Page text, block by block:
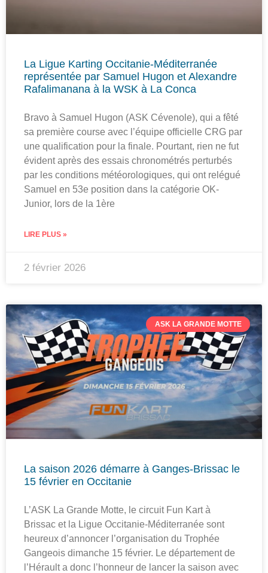
La Ligue Karting Occitanie-Méditerranée
représentée par Samuel Hugon et Alexandre
Rafalimanana à la WSK à La Conca
Bravo à Samuel Hugon (ASK Cévenole), qui a fêté
sa première course avec l’équipe officielle CRG par
une qualification pour la finale. Pourtant, rien ne fut
évident après des essais chronométrés perturbés
par les conditions météorologiques, qui ont relégué
Samuel en 53e position dans la catégorie OK-
Junior, lors de la 1ère
LIRE PLUS »
2 février 2026
ASK LA GRANDE MOTTE
La saison 2026 démarre à Ganges-Brissac le
15 février en Occitanie
L’ASK La Grande Motte, le circuit Fun Kart à
Brissac et la Ligue Occitanie-Méditerranée sont
heureux d’annoncer l’organisation du Trophée
Gangeois dimanche 15 février. Le département de
l’Hérault a donc l’honneur de lancer la saison avec